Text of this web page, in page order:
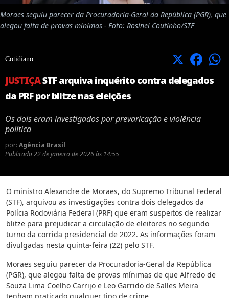
Moraes seguiu parecer da Procuradoria-Geral da República (PGR), que
alegou falta de provas mínimas - Foto: Rosinei Coutinho/STF
Cotidiano X Facebook
JUSTIÇASTF arquiva inquérito contra delegados
da PRF por blitze nas eleições
Os dois eram investigados por prevaricação e violência
política
por: Agência Brasil
Publicado 22 de janeiro de 2026 às 14:55
O ministro Alexandre de Moraes, do Supremo Tribunal Federal
(STF), arquivou as investigações contra dois delegados da
Polícia Rodoviária Federal (PRF) que eram suspeitos de realizar
blitze para prejudicar a circulação de eleitores no segundo
turno da corrida presidencial de 2022. As informações foram
divulgadas nesta quinta-feira (22) pelo STF.
Moraes seguiu parecer da Procuradoria-Geral da República
(PGR), que alegou falta de provas mínimas de que Alfredo de
Souza Lima Coelho Carrijo e Leo Garrido de Salles Meira